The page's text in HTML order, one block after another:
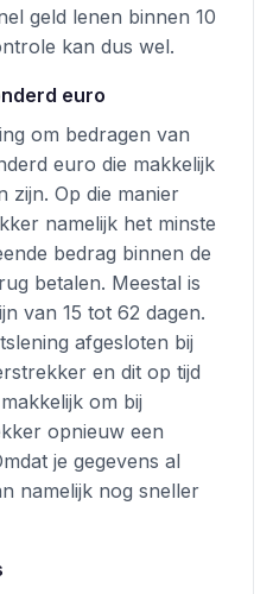
geld lenen binnen 10
kan dus wel.
euro
om bedragen van
euro die makkelijk
zijn. Op die manier
namelijk het minste
bedrag binnen de
betalen. Meestal is
van 15 tot 62 dagen.
afgesloten bij
en dit op tijd
om bij
opnieuw een
je gegevens al
namelijk nog sneller